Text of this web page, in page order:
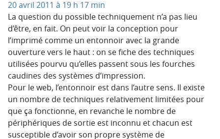
20 avril 2011 à 19 h 17 min
La question du possible techniquement n’a pas lieu
d’être, en fait. On peut voir la conception pour
l’imprimé comme un entonnoir avec la grande
ouverture vers le haut : on se fiche des techniques
utilisées pourvu qu’elles passent sous les fourches
caudines des systèmes d’impression.
Pour le web, l’entonnoir est dans l’autre sens. Il existe
un nombre de techniques relativement limitées pour
que ça fonctionne, en revanche le nombre de
périphériques de sortie est inconnu et chacun est
susceptible d’avoir son propre système de